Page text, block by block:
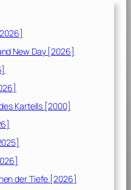
New Day [2026]
Kartells [2000]
der Tiefe [2026]